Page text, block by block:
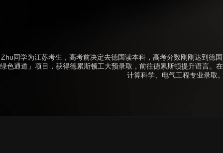
Zhu同学为江苏考生，高考前决定去德国读本科，高考分数刚刚达到德
绿色通道」项目，获得德累斯顿工大预录取，前往德累斯顿提升语言。
计算科学、电气工程专业录取